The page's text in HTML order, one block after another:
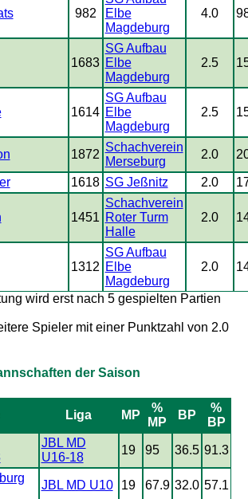
982
Elbe
Magdeburg
4.0
1683
SG Aufbau
Elbe
Magdeburg
2.5
1614
SG Aufbau
Elbe
Magdeburg
2.5
1872
Schachverein
Merseburg
2.0
1618 SG Jeßnitz 2.0
1451
Schachverein
Roter Turm
Halle
2.0
1312
SG Aufbau
Elbe
Magdeburg
2.0
wird erst nach 5 gespielten Partien
Spieler mit einer Punktzahl von 2.0
der Saison
Liga MP
%
MP
BP
%
BP
JBL MD
U16-18
19 95 36.5 91.3
JBL MD U10 19 67.9 32.0 57.1